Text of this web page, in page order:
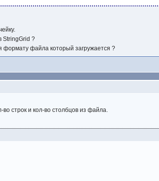
StringGrid ?
формату файла который загружается ?
строк и кол-во столбцов из файла.